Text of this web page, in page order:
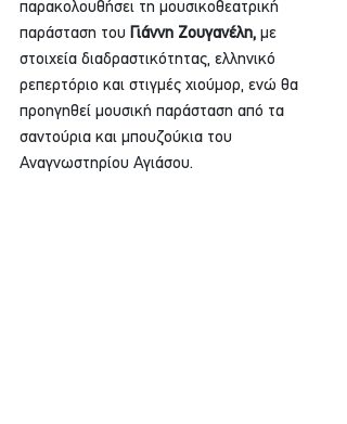
παρακολουθήσει τη μουσικοθεατρική
παράσταση του Γιάννη Ζουγανέλη, με
στοιχεία διαδραστικότητας, ελληνικό
ρεπερτόριο και στιγμές χιούμορ, ενώ θα
προηγηθεί μουσική παράσταση από τα
σαντούρια και μπουζούκια του
Αναγνωστηρίου Αγιάσου.